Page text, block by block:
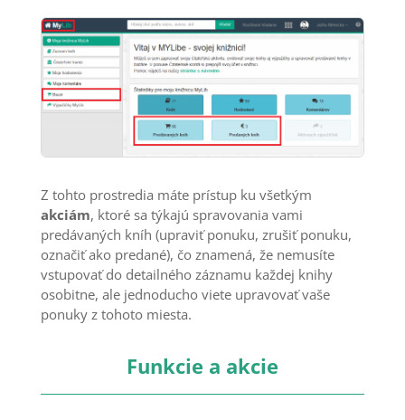
Z tohto prostredia máte prístup ku všetkým
akciám, ktoré sa týkajú spravovania vami
predávaných kníh (upraviť ponuku, zrušiť ponuku,
označiť ako predané), čo znamená, že nemusíte
vstupovať do detailného záznamu každej knihy
osobitne, ale jednoducho viete upravovať vaše
ponuky z tohoto miesta.
Funkcie a akcie